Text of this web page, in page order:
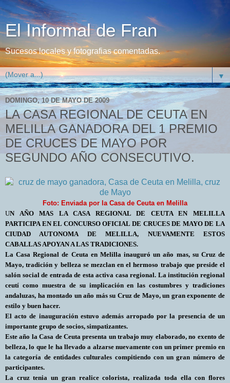
El Informal de Fran
Sucesos locales y fotografias comentadas.
▼
DOMINGO, 10 DE MAYO DE 2009
LA CASA REGIONAL DE CEUTA EN
MELILLA GANADORA DEL 1 PREMIO
DE CRUCES DE MAYO POR
SEGUNDO AÑO CONSECUTIVO.
Foto: Enviada por la Casa de Ceuta en Melilla
UN AÑO MAS LA CASA REGIONAL DE CEUTA EN MELILLA
PARTICIPA EN EL CONCURSO OFICIAL DE CRUCES DE MAYO DE LA
CIUDAD AUTONOMA DE MELILLA, NUEVAMENTE ESTOS
CABALLAS APOYAN A LAS TRADICIONES.
La Casa Regional de Ceuta en Melilla inauguró un año mas, su Cruz de
Mayo, tradición y belleza se mezclan en el hermoso trabajo que preside el
salón social de entrada de esta activa casa regional. La institución regional
ceutí como muestra de su implicación en las costumbres y tradiciones
andaluzas, ha montado un año más su Cruz de Mayo, un gran exponente de
estilo y buen hacer.
El acto de inauguración estuvo además arropado por la presencia de un
importante grupo de socios, simpatizantes.
Este año la Casa de Ceuta presenta un trabajo muy elaborado, no exento de
belleza, lo que le ha llevado a alzarse nuevamente con un primer premio en
la categoría de entidades culturales compitiendo con un gran número de
participantes.
La cruz tenia un gran realice colorista, realizada toda ella con flores